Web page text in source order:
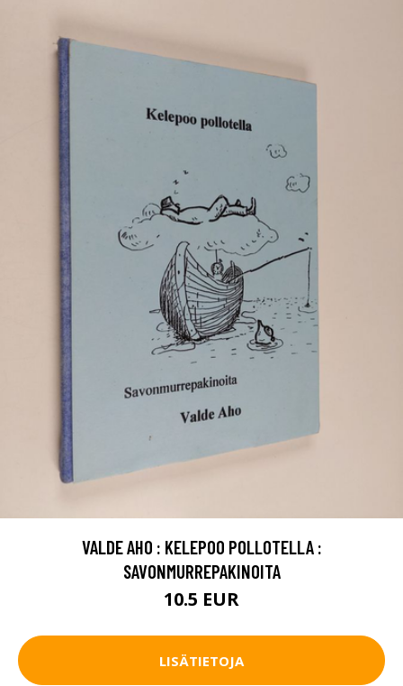
VALDE AHO : KELEPOO POLLOTELLA :
SAVONMURREPAKINOITA
10.5 EUR
LISÄTIETOJA